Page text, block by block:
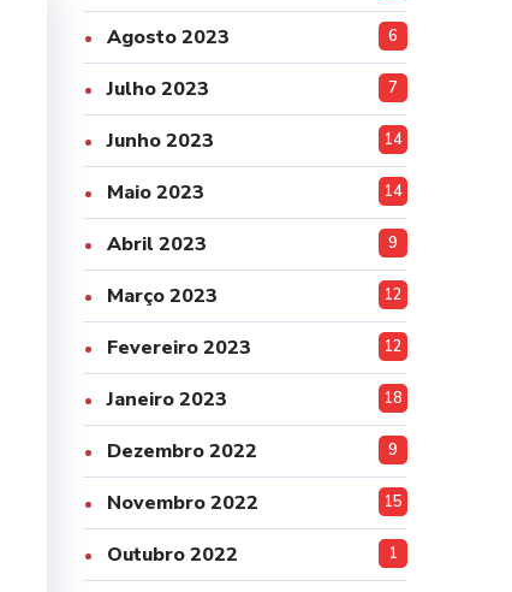
Agosto 2023 6
Julho 2023 7
Junho 2023 14
Maio 2023 14
Abril 2023 9
Março 2023 12
Fevereiro 2023 12
Janeiro 2023 18
Dezembro 2022 9
Novembro 2022 15
Outubro 2022 1